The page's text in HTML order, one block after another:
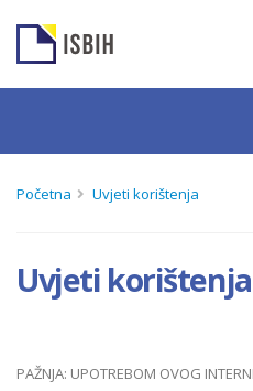
Početna Uvjeti korištenja
Uvjeti korištenja
PAŽNJA: UPOTREBOM OVOG